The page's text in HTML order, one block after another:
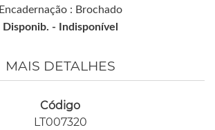
Encadernação : Brochado
Disponib. -
Indisponível
MAIS DETALHES
Código
LT007320